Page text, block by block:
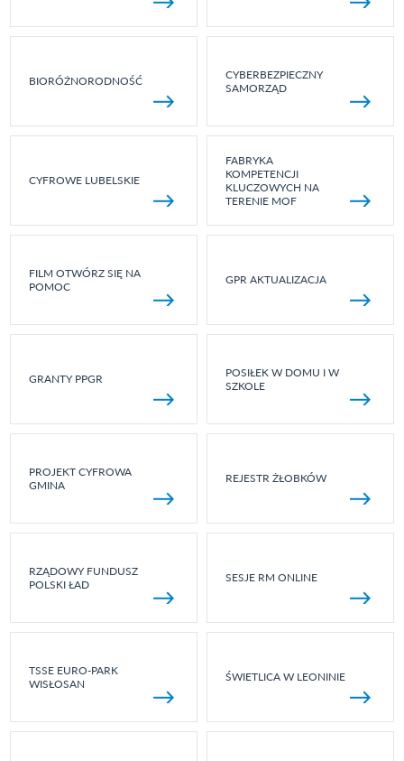
BIORÓŻNORODNOŚĆ
CYBERBEZPIECZNY
SAMORZĄD
CYFROWE LUBELSKIE
FABRYKA
KOMPETENCJI
KLUCZOWYCH NA
TERENIE MOF
FILM OTWÓRZ SIĘ NA
POMOC
GPR AKTUALIZACJA
GRANTY PPGR
POSIŁEK W DOMU I W
SZKOLE
PROJEKT CYFROWA
GMINA
REJESTR ŻŁOBKÓW
RZĄDOWY FUNDUSZ
POLSKI ŁAD
SESJE RM ONLINE
TSSE EURO-PARK
WISŁOSAN
ŚWIETLICA W LEONINIE